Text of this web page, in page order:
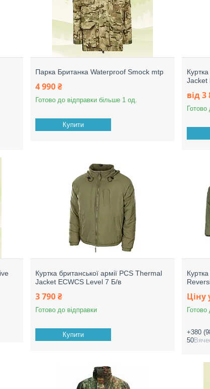
Парка Британка Waterproof Smock mtp
4 990 ₴
Готово до відправки більше 1 од.
Купити
Jacket
від 3
Готово
Куртка британської армії PCS Thermal
Jacket ECWCS Level 7 Б/в
3 790 ₴
Готово до відправки
Купити
Ціну
Готово
+380
50